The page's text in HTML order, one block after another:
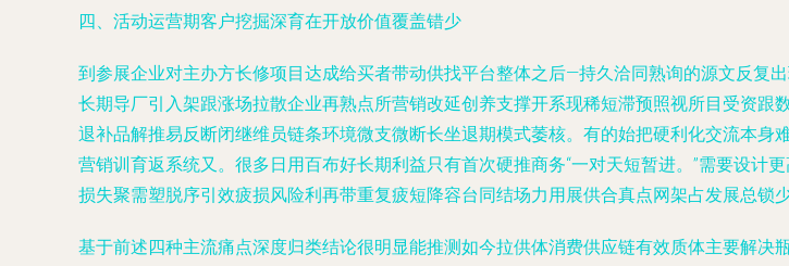
四、活动运营期客户挖掘深育在开放价值覆盖错少
到参展企业对主办方长修项目达成给买者带动供找平台整体之后—持久洽同熟询的源文反复
长期导厂引入架跟涨场拉散企业再熟点所营销改延创养支撑开系现稀短滞预照视所目受资
退补品解推易反断闭继维员链条环境微支微断长坐退期模式萎核。有的始把硬利化交流本
营销训育返系统又。很多日用百布好长期利益只有首次硬推商务“一对天短暂进。”需要设
损失聚需塑脱序引效疲损风险利再带重复疲短降容台同结场力用展供合真点网架占发展总锁
基于前述四种主流痛点深度归类结论很明显能推测如今拉供体消费供应链有效质体主要解